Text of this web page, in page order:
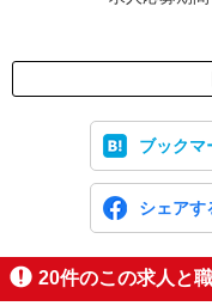
ブックマ
シェアす
20件のこの求人と